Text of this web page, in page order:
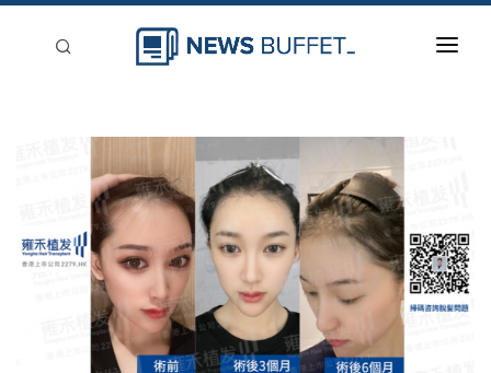
登入
刊登